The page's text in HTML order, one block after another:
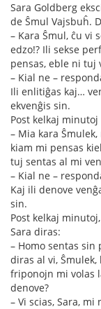
Sara Goldberg
de Ŝmul Vajsbuĥ.
– Kara Ŝmul, ĉu vi
edzo!? Ili sekse
pensas, eble ni tuj
– Kial ne –
Ili enlitiĝas kaj…
ekvenĝis sin.
Post kelkaj
– Mia kara
kiam mi pensas
tuj sentas al mi
– Kial ne –
Kaj ili denove
sin.
Post kelkaj
Sara diras:
– Homo sentas sin
diras al vi,
friponojn mi volas
denove?
– Vi scias, Sara,